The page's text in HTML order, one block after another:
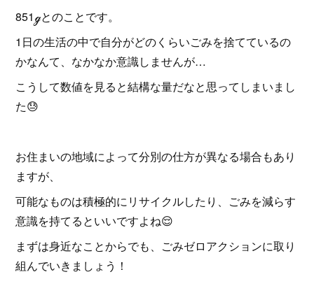
851ℊとのことです。
1日の生活の中で自分がどのくらいごみを捨てているの
かなんて、なかなか意識しませんが…
こうして数値を見ると結構な量だなと思ってしまいまし
た😓
お住まいの地域によって分別の仕方が異なる場合もあり
ますが、
可能なものは積極的にリサイクルしたり、ごみを減らす
意識を持てるといいですよね😌
まずは身近なことからでも、ごみゼロアクションに取り
組んでいきましょう！